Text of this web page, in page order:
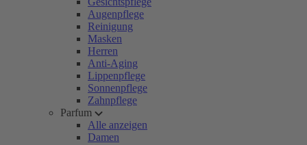
Augenpflege
Reinigung
Masken
Herren
Anti-Aging
Lippenpflege
Sonnenpflege
Zahnpflege
Parfum
Alle anzeigen
Damen